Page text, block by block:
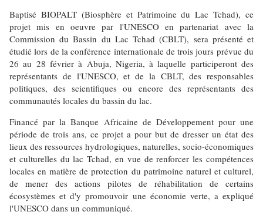
Baptisé BIOPALT (Biosphère et Patrimoine du Lac Tchad), ce
projet mis en oeuvre par l'UNESCO en partenariat avec la
Commission du Bassin du Lac Tchad (CBLT), sera présenté et
étudié lors de la conférence internationale de trois jours prévue du
26 au 28 février à Abuja, Nigeria, à laquelle participeront des
représentants de l'UNESCO, et de la CBLT, des responsables
politiques, des scientifiques ou encore des représentants des
communautés locales du bassin du lac.
Financé par la Banque Africaine de Développement pour une
période de trois ans, ce projet a pour but de dresser un état des
lieux des ressources hydrologiques, naturelles, socio-économiques
et culturelles du lac Tchad, en vue de renforcer les compétences
locales en matière de protection du patrimoine naturel et culturel,
de mener des actions pilotes de réhabilitation de certains
écosystèmes et d'y promouvoir une économie verte, a expliqué
l'UNESCO dans un communiqué.